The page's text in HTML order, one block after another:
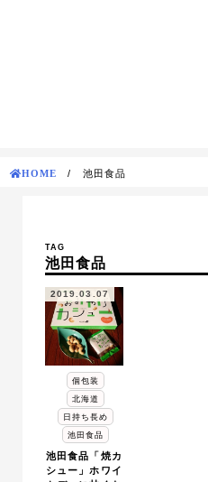
HOME / 池田食品
TAG
池田食品
2019.03.07
個包装
北海道
日持ち長め
池田食品
池田食品「焼カ
シュー」ホワイ